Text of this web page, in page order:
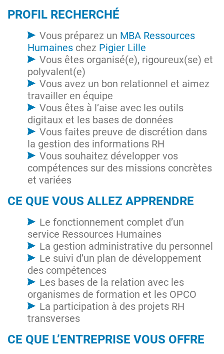
PROFIL RECHERCHÉ
Vous préparez un MBA Ressources
Humaines chez Pigier Lille
Vous êtes organisé(e), rigoureux(se) et
polyvalent(e)
Vous avez un bon relationnel et aimez
travailler en équipe
Vous êtes à l’aise avec les outils
digitaux et les bases de données
Vous faites preuve de discrétion dans
la gestion des informations RH
Vous souhaitez développer vos
compétences sur des missions concrètes
et variées
CE QUE VOUS ALLEZ APPRENDRE
Le fonctionnement complet d’un
service Ressources Humaines
La gestion administrative du personnel
Le suivi d’un plan de développement
des compétences
Les bases de la relation avec les
organismes de formation et les OPCO
La participation à des projets RH
transverses
CE QUE L’ENTREPRISE VOUS OFFRE